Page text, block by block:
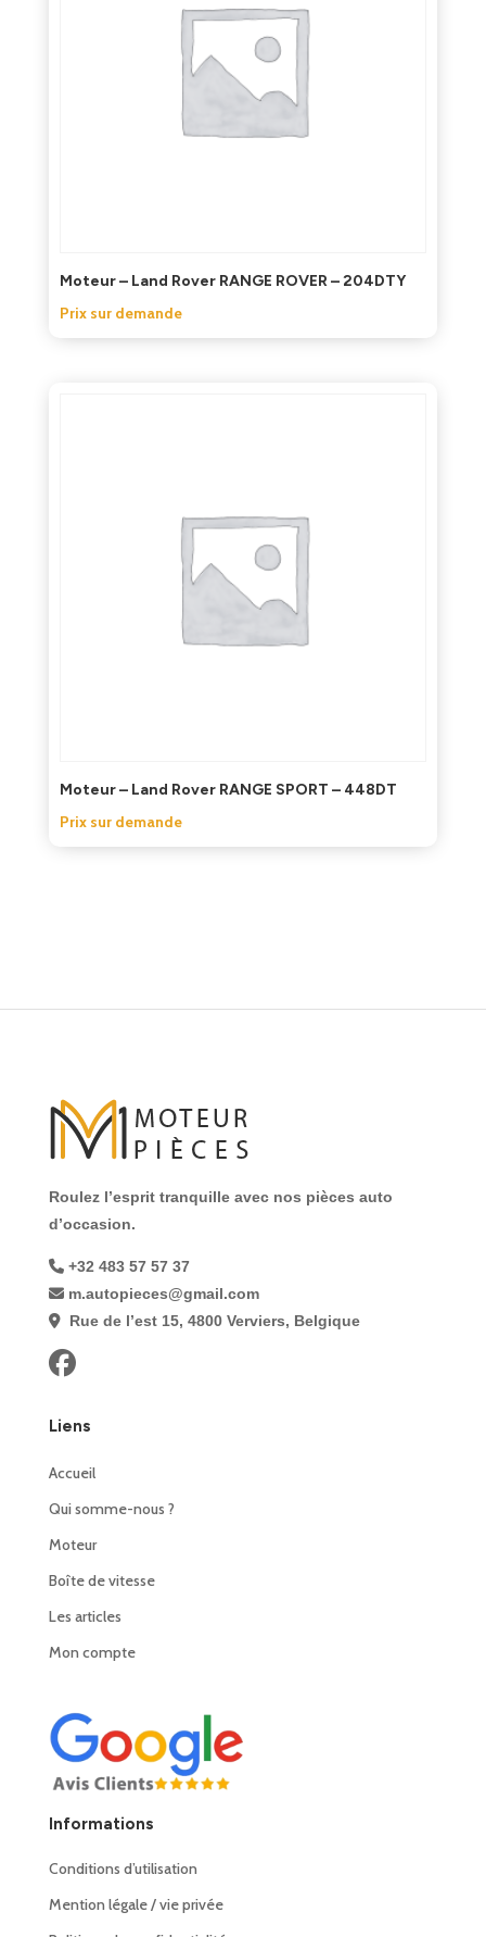
Moteur – Land Rover RANGE ROVER – 204DTY
Prix sur demande
Moteur – Land Rover RANGE SPORT – 448DT
Prix sur demande
Roulez l’esprit tranquille avec nos pièces auto
d’occasion.
+32 483 57 57 37
m.autopieces@gmail.com
Rue de l’est 15, 4800 Verviers, Belgique
Liens
Accueil
Qui somme-nous ?
Moteur
Boîte de vitesse
Les articles
Mon compte
Informations
Conditions d’utilisation
Mention légale / vie privée